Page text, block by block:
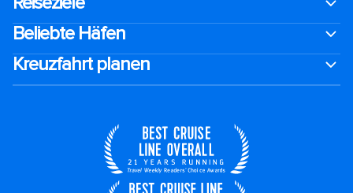
Beliebte Häfen
Kreuzfahrt planen